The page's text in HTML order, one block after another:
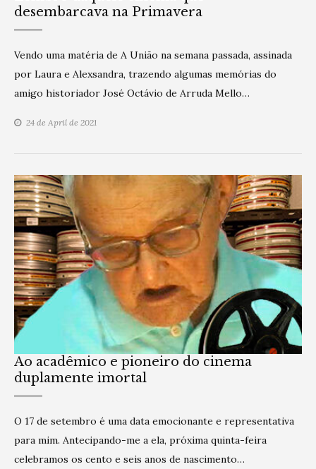
desembarcava na Primavera
Vendo uma matéria de A União na semana passada, assinada
por Laura e Alexsandra, trazendo algumas memórias do
amigo historiador José Octávio de Arruda Mello…
24 de April de 2021
Ao acadêmico e pioneiro do cinema
duplamente imortal
O 17 de setembro é uma data emocionante e representativa
para mim. Antecipando-me a ela, próxima quinta-feira
celebramos os cento e seis anos de nascimento…